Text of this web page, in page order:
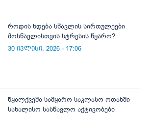
როდის ხდება სწავლის სირთულეები
მოსწავლისთვის სტრესის წყარო?
30 ივლისი, 2026 - 17:06
წყალქვეშა სამყარო საკლასო ოთახში –
სახალისო სასწავლო აქტივობები